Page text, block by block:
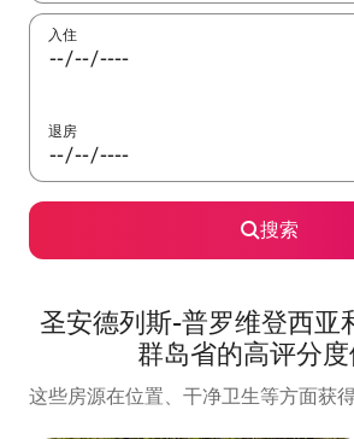
入住
退房
搜索
圣安德列斯-普罗维登西亚
群岛省的高评分
这些房源在位置、干净卫生等方面获